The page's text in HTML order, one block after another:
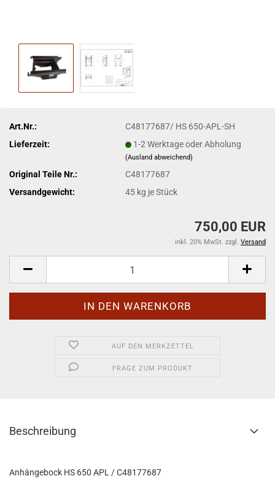
Art.Nr.:
C48177687/ HS 650-APL-SH
Lieferzeit:
1-2 Werktage oder Abholung
(Ausland abweichend)
Original Teile Nr.:
C48177687
Versandgewicht:
45 kg je Stück
750,00 EUR
inkl. 20% MwSt. zzgl. Versand
AUF DEN MERKZETTEL
FRAGE ZUM PRODUKT
Beschreibung
Anhängebock HS 650 APL / C48177687